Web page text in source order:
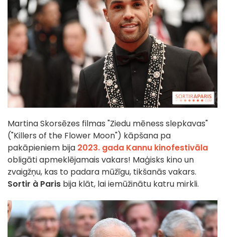
Martina Skorsēzes filmas "Ziedu mēness slepkavas"
("Killers of the Flower Moon") kāpšana pa
pakāpieniem bija 2023. gada Kannu kinofestivāla
obligāti apmeklējamais vakars! Maģisks kino un
zvaigžņu, kas to padara mūžīgu, tikšanās vakars.
Sortir à Paris bija klāt, lai iemūžinātu katru mirkli.